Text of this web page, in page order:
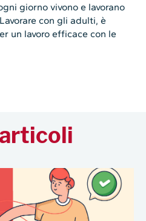
giorno vivono e lavorano
con gli adulti, è
un lavoro efficace con le